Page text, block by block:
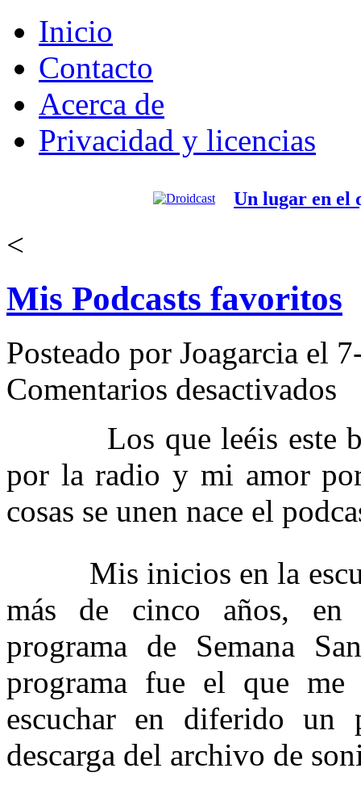
Inicio
Contacto
Acerca de
Privacidad y licencias
Un lugar en el
<
Mis Podcasts favoritos
Posteado por Joagarcia el
Comentarios desactivados
Los que leéis este
por la radio y mi amor
cosas se unen nace el
Mis inicios en la
más de cinco años, en
programa de Semana
programa fue el que
escuchar en diferido un
descarga del archivo de